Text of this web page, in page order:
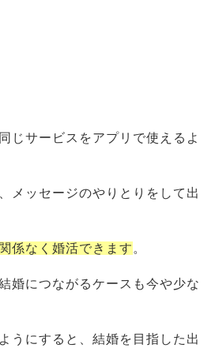
じサービスをアプリで使えるよ
メッセージのやりとりをして出
係なく婚活できます 。
婚につながるケースも今や少な
うにすると、結婚を目指した出